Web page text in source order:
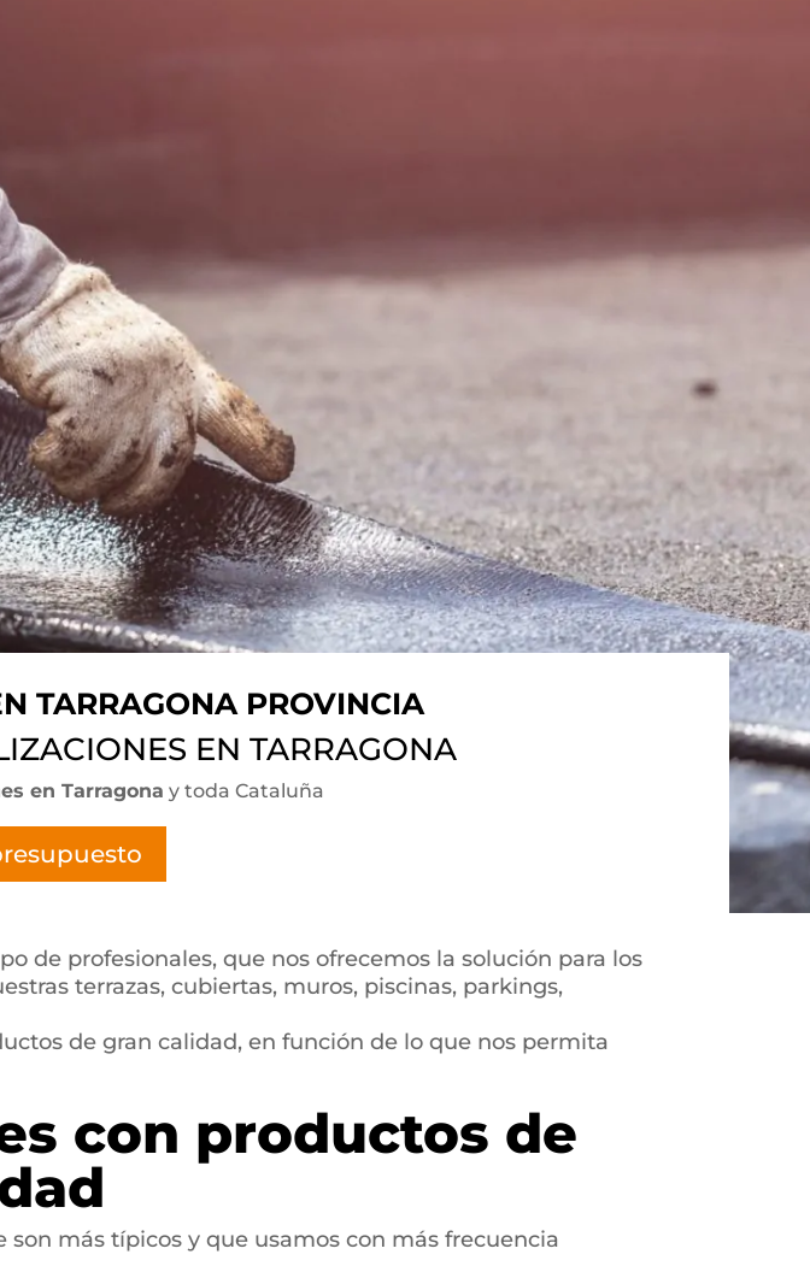
TARRAGONA PROVINCIA
EN TARRAGONA
en Tarragona y toda Cataluña
de profesionales, que nos ofrecemos la solución para los
terrazas, cubiertas, muros, piscinas, parkings,
de gran calidad, en función de lo que nos permita
con productos de
más típicos y que usamos con más frecuencia